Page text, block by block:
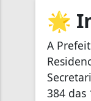
🌟
A
384